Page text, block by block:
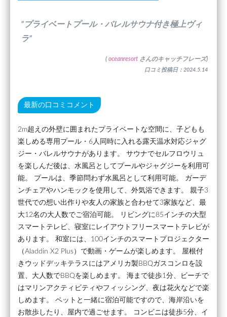
”プライベートプール・バレルサウナ付き極上ヴィ
ラ”
( oceanresort さんのキャッチフレーズ)
口コミ投稿日：2024.5.14
最新の口コミコメント
2m超えの外壁に囲まれたプライベートな空間に、子どもも
楽しめる専用プール・6人同時に入れる露天温水対応ジャグ
ジー・バレルサウナがあります。 サウナでセルフロウリュ
を楽しんだ後は、水風呂としてプールやジャグジーを利用可
能。 プールは、季節問わず水風呂として利用可能。 ガーデ
ンチェアやハンモックを使用して、外気浴できます。 親子3
世代での想い出作りや友人の家族と合わせて3家族など、最
大12名の大人数でご宿泊可能。 リビングに85インチの大型
スマートテレビ、寝室にレイアウトフリースマートテレビが
あります。 和室には、100インチのスマートプロジェクター
（Aladdin X2 Plus）で動画・ゲームが楽しめます。 屋根付
きウッドデッキテラスにはアメリカ製BBQガスコンロを設
置、大人数でBBQを楽しめます。 海まで徒歩1分、ビーチで
はマリンアクティビティやフィッシング、夜は花火などで楽
しめます。 ペットと一緒に宿泊可能ですので、海岸沿いを
お散歩したり、屋内で過ごせます。 コンビニは徒歩5分、イ